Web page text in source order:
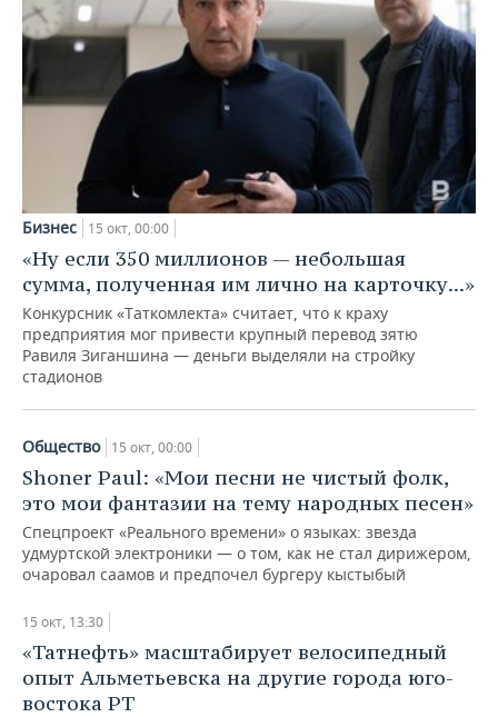
Бизнес 15 окт, 00:00
«Ну если 350 миллионов — небольшая
сумма, полученная им лично на карточку...»
Конкурсник «Таткомлекта» считает, что к краху
предприятия мог привести крупный перевод зятю
Равиля Зиганшина — деньги выделяли на стройку
стадионов
Общество 15 окт, 00:00
Shoner Paul: «Мои песни не чистый фолк,
это мои фантазии на тему народных песен»
Спецпроект «Реального времени» о языках: звезда
удмуртской электроники — о том, как не стал дирижером,
очаровал саамов и предпочел бургеру кыстыбый
15 окт, 13:30
«Татнефть» масштабирует велосипедный
опыт Альметьевска на другие города юго-
востока РТ